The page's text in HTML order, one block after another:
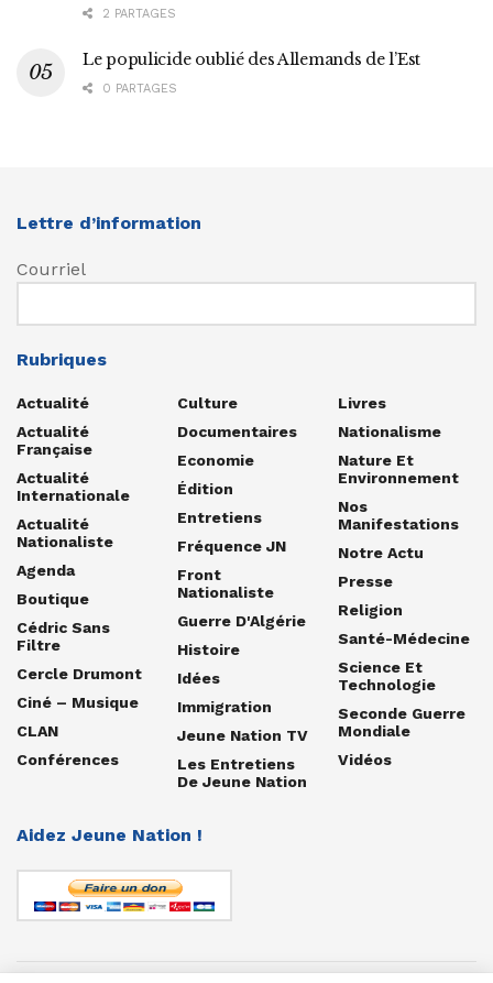
2 PARTAGES
Le populicide oublié des Allemands de l’Est
0 PARTAGES
Lettre d’information
Courriel
Rubriques
Actualité
Actualité
Française
Actualité
Internationale
Actualité
Nationaliste
Agenda
Boutique
Cédric Sans
Filtre
Cercle Drumont
Ciné – Musique
CLAN
Conférences
Culture
Documentaires
Economie
Édition
Entretiens
Fréquence JN
Front
Nationaliste
Guerre D'Algérie
Histoire
Idées
Immigration
Jeune Nation TV
Les Entretiens
De Jeune Nation
Livres
Nationalisme
Nature Et
Environnement
Nos
Manifestations
Notre Actu
Presse
Religion
Santé-Médecine
Science Et
Technologie
Seconde Guerre
Mondiale
Vidéos
Aidez Jeune Nation !